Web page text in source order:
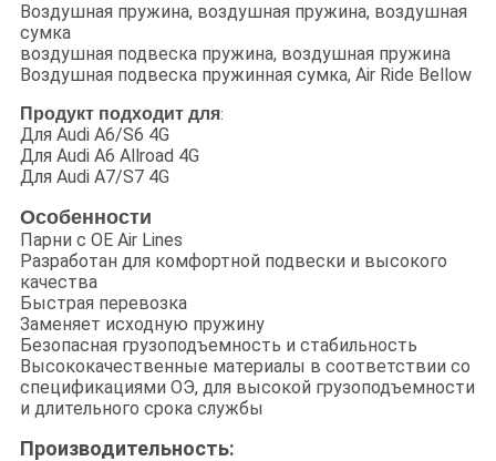
Воздушная пружина, воздушная пружина, воздушная
сумка
воздушная подвеска пружина, воздушная пружина
Воздушная подвеска пружинная сумка, Air Ride Bellow
Продукт подходит для:
Для Audi A6/S6 4G
Для Audi A6 Allroad 4G
Для Audi A7/S7 4G
Особенности
Парни с OE Air Lines
Разработан для комфортной подвески и высокого
качества
Быстрая перевозка
Заменяет исходную пружину
Безопасная грузоподъемность и стабильность
Высококачественные материалы в соответствии со
спецификациями ОЭ, для высокой грузоподъемности
и длительного срока службы
Производительность: